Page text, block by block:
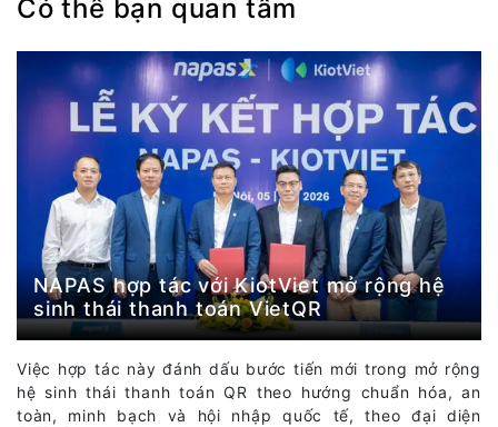
Có thể bạn quan tâm
NAPAS hợp tác với KiotViet mở rộng hệ
sinh thái thanh toán VietQR
Việc hợp tác này đánh dấu bước tiến mới trong mở rộng
hệ sinh thái thanh toán QR theo hướng chuẩn hóa, an
toàn, minh bạch và hội nhập quốc tế, theo đại diện